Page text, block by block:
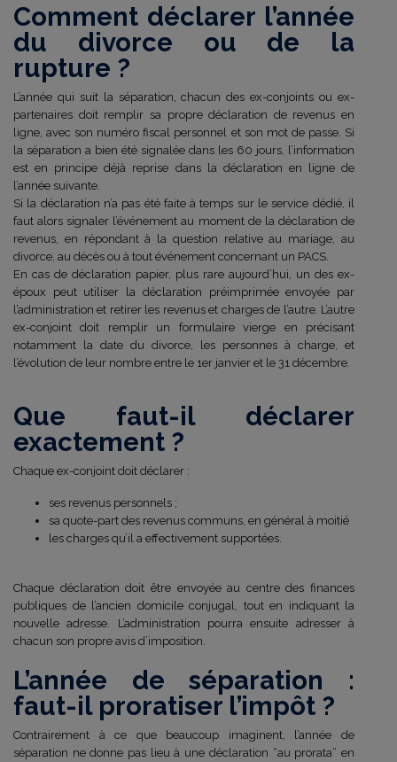
Comment déclarer l’année
du divorce ou de la
rupture ?
L’année qui suit la séparation, chacun des ex-conjoints ou ex-
partenaires doit remplir sa propre déclaration de revenus en
ligne, avec son numéro fiscal personnel et son mot de passe. Si
la séparation a bien été signalée dans les 60 jours, l’information
est en principe déjà reprise dans la déclaration en ligne de
l’année suivante.
Si la déclaration n’a pas été faite à temps sur le service dédié, il
faut alors signaler l’événement au moment de la déclaration de
revenus, en répondant à la question relative au mariage, au
divorce, au décès ou à tout événement concernant un PACS.
En cas de déclaration papier, plus rare aujourd’hui, un des ex-
époux peut utiliser la déclaration préimprimée envoyée par
l’administration et retirer les revenus et charges de l’autre. L’autre
ex-conjoint doit remplir un formulaire vierge en précisant
notamment la date du divorce, les personnes à charge, et
l’évolution de leur nombre entre le 1er janvier et le 31 décembre.
Que faut-il déclarer
exactement ?
Chaque ex-conjoint doit déclarer :
ses revenus personnels ;
sa quote-part des revenus communs, en général à moitié
les charges qu’il a effectivement supportées.
Chaque déclaration doit être envoyée au centre des finances
publiques de l’ancien domicile conjugal, tout en indiquant la
nouvelle adresse. L’administration pourra ensuite adresser à
chacun son propre avis d’imposition.
L’année de séparation :
faut-il proratiser l’impôt ?
Contrairement à ce que beaucoup imaginent, l’année de
séparation ne donne pas lieu à une déclaration “au prorata” en